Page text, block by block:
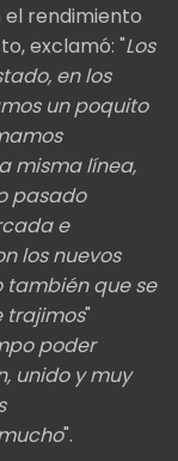
rendimiento
exclamó: "Los
en los
un poquito
misma línea,
pasado
e
los nuevos
también que se
trajimos"
poder
unido y muy
".